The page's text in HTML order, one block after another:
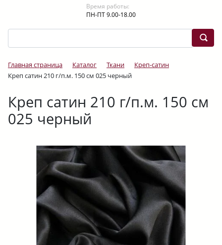
Время работы:
ПН-ПТ 9.00-18.00
Главная страница Каталог Ткани
Креп-сатин
Креп сатин 210 г/п.м. 150 см 025 черный
Креп сатин 210 г/п.м. 150 см
025 черный